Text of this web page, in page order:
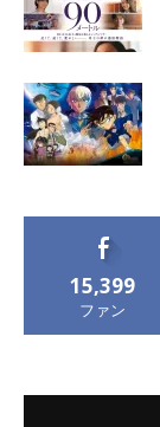
15,399
ファン